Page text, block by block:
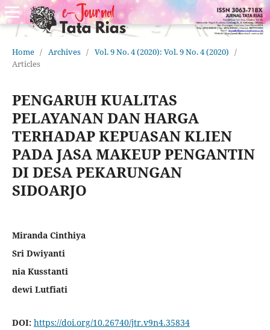
Home / Archives / Vol. 9 No. 4 (2020): Vol. 9 No. 4 (2020) /
Articles
PENGARUH KUALITAS
PELAYANAN DAN HARGA
TERHADAP KEPUASAN KLIEN
PADA JASA MAKEUP PENGANTIN
DI DESA PEKARUNGAN
SIDOARJO
Miranda Cinthiya
Sri Dwiyanti
nia Kusstanti
dewi Lutfiati
DOI: https://doi.org/10.26740/jtr.v9n4.35834